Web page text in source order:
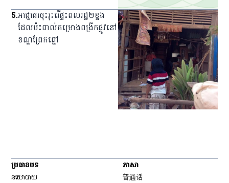
5.អាជ្ញាធរ​ចុះ​រុះរើ​ផ្ទះ​ពលរដ្ឋ​២​ខ្នង​
ដែល​ប៉ះពាល់​គម្រោង​ពង្រីក​ផ្លូវ​នៅ​
ខណ្ឌ​ព្រែកព្នៅ
ប្រធានបទ
នយោបាយ
ភាសា
普通话